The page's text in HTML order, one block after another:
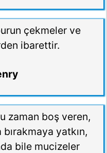
çekmeler ve
ibarettir.
zaman boş veren,
yatkın,
bile mucizeler